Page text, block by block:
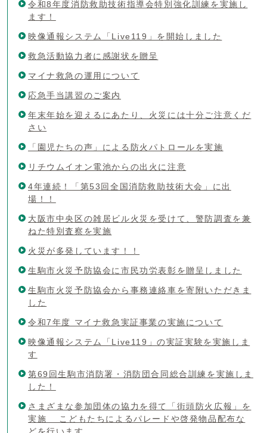
令和8年度消防救助技術指導会特別強化訓練を実施し
ます！
映像通報システム「Live119」を開始しました
救急活動協力者に感謝状を贈呈
マイナ救急の運用について
応急手当講習のご案内
年末年始を迎えるにあたり、火災には十分ご注意くだ
さい
「園児たちの声」による防火パトロールを実施
リチウムイオン電池からの出火に注意
4年連続！「第53回全国消防救助技術大会」に出
場！！
大阪市中央区の雑居ビル火災を受けて、警防調査を兼
ねた特別査察を実施
火災が多発しています！！
生駒市火災予防協会に市民功労表彰を贈呈しました
生駒市火災予防協会から事務連絡車を寄附いただきま
した
令和7年度 マイナ救急実証事業の実施について
映像通報システム「Live119」の実証実験を実施しま
す
第69回生駒市消防署・消防団合同総合訓練を実施しま
した！
さまざまな参加団体の協力を得て「街頭防火広報」を
実施 こどもたちによるパレードや啓発物品配布な